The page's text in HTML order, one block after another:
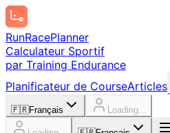
RunRacePlanner
Calculateur Sportif
par Training Endurance
Planificateur de CourseArticles
🇫🇷Français Loading...